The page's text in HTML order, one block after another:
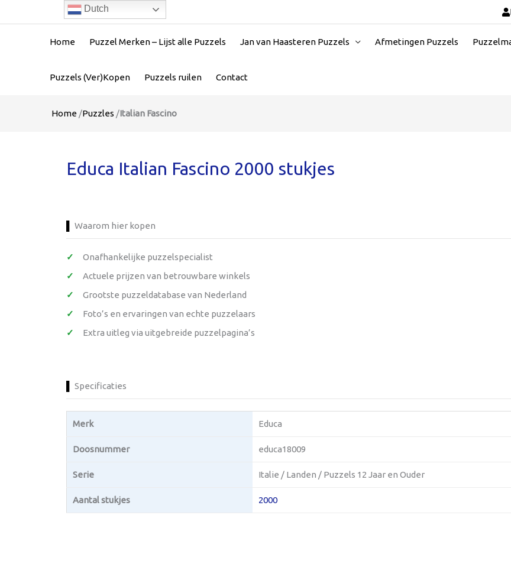
Home Puzzel Merken – Lijst alle Puzzels Jan van Haasteren Puzzels Afmetingen Puzzels
Puzzels (Ver)Kopen Puzzels ruilen Contact
Home /Puzzles /Italian Fascino
Educa Italian Fascino 2000 stukjes
Waarom hier kopen
Onafhankelijke puzzelspecialist
Actuele prijzen van betrouwbare winkels
Grootste puzzeldatabase van Nederland
Foto’s en ervaringen van echte puzzelaars
Extra uitleg via uitgebreide puzzelpagina’s
Specificaties
Merk Educa
Doosnummer educa18009
Serie Italie / Landen / Puzzels 12 Jaar en Ouder
Aantal stukjes 2000
Dutch